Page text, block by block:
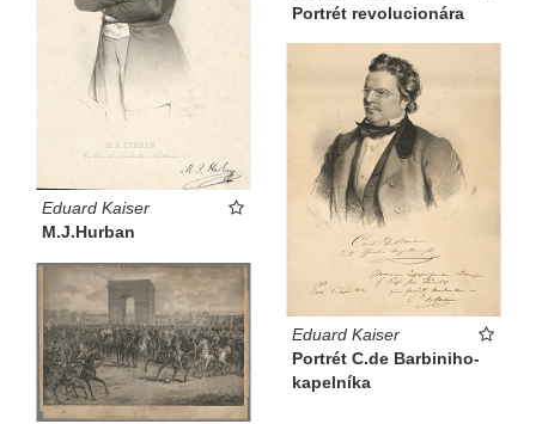
Portrét revolucionára
Eduard Kaiser
M.J.Hurban
Eduard Kaiser
Portrét C.de Barbiniho-
kapelníka